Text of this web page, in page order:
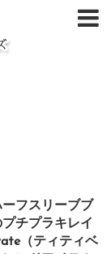
フスリーブブ
チプラキレイ
（ティティベ